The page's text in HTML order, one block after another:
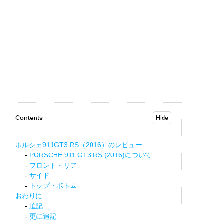
Contents
ポルシェ911GT3 RS（2016）のレビュー
PORSCHE 911 GT3 RS (2016)について
フロント・リア
サイド
トップ・ボトム
おわりに
追記
更に追記